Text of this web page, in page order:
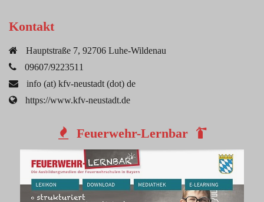
Kontakt
Hauptstraße 7, 92706 Luhe-Wildenau
09607/9223511
info (at) kfv-neustadt (dot) de
https://www.kfv-neustadt.de
Feuerwehr-Lernbar